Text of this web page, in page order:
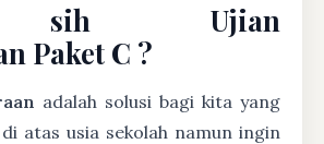
sih Ujian
Paket C ?
adalah solusi bagi kita yang
atas usia sekolah namun ingin